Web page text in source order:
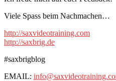
Viele Spass beim Nachmachen…
http://saxvideotraining.com
http://saxbrig.de
#saxbrigblog
EMAIL: